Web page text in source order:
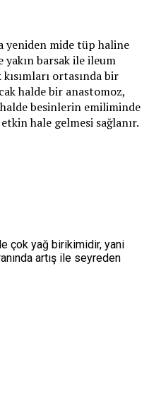
yeniden mide tüp haline
barsak ile ileum
ortasında bir
halde bir anastomoz,
besinlerin emiliminde
hale gelmesi sağlanır.
çok yağ birikimidir, yani
artış ile seyreden